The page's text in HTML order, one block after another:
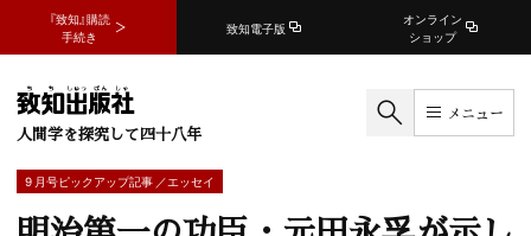
『致知』購読
手続き
致知電子版
オンライン
ショップ
人間学を探究して四十八年
メニュー
9 月号ピックアップ記事 ／エッセイ